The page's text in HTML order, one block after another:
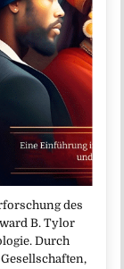
des
B. Tylor
Durch